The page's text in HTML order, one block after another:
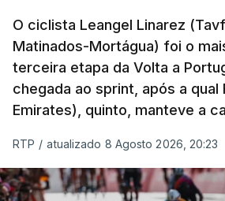
O ciclista Leangel Linarez
Matinados-Mortágua) foi o
terceira etapa da Volta a
chegada ao sprint, após a qual
Emirates), quinto, manteve a
RTP / atualizado 8 Agosto 2026, 20:23